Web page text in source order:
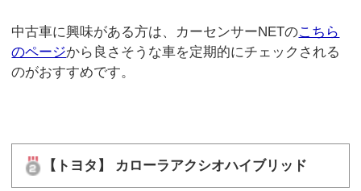
中古車に興味がある方は、カーセンサーNETのこちら
のページから良さそうな車を定期的にチェックされる
のがおすすめです。
【トヨタ】 カローラアクシオハイブリッド